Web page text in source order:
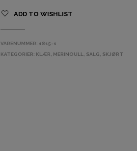
ADD TO WISHLIST
VARENUMMER: 1815-1
KATEGORIER: KLÆR MERINOULL SALG SKJØRT